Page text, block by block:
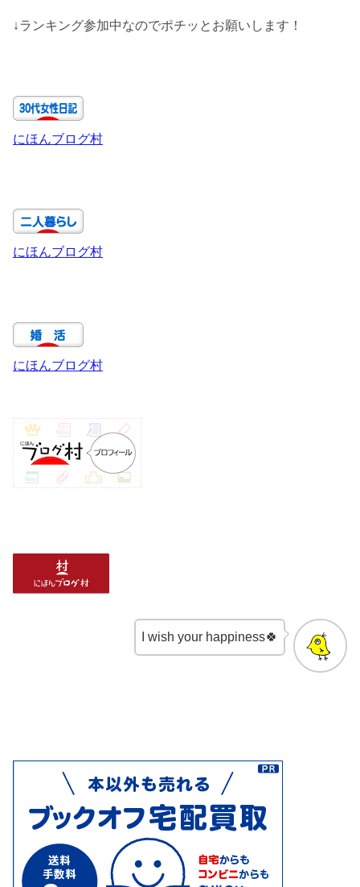
↓ランキング参加中なのでポチッとお願いします！
にほんブログ村
にほんブログ村
にほんブログ村
I wish your happiness🍀